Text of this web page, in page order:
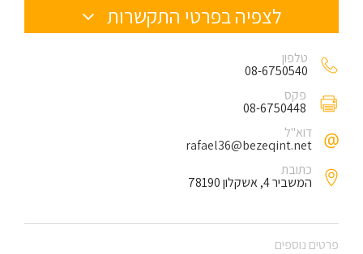
לצפיה בפרטי התקשרות
טלפון
08-6750540
פקס
08-6750448
דוא"ל
rafael36@bezeqint.net
כתובת
המשביר 4, אשקלון 78190
פרטים נוספים